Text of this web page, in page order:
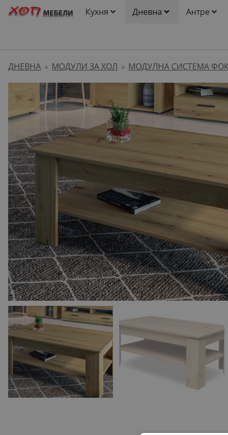
Кухня Дневна Антре
ДНЕВНА » МОДУЛИ ЗА ХОЛ » МОДУЛНА СИСТЕМА